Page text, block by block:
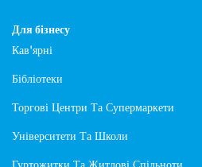
Для бізнесу
Кав'ярні
Бібліотеки
Торгові Центри Та Супермаркети
Університети Та Школи
Гуртожитки Та Житлові Спільноти